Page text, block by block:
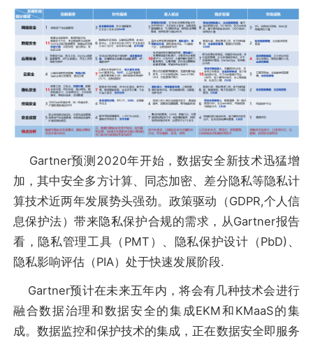
Gartner预测2020年开始，数据安全新技术迅猛增
加，其中安全多方计算、同态加密、差分隐私等隐私计
算技术近两年发展势头强劲。政策驱动（GDPR,个人信
息保护法）带来隐私保护合规的需求，从Gartner报告
看，隐私管理工具（PMT）、隐私保护设计（PbD)、
隐私影响评估（PIA）处于快速发展阶段.
Gartner预计在未来五年内，将会有几种技术会进行
融合数据治理和数据安全的集成EKM和KMaaS的集
成。数据监控和保护技术的集成，正在数据安全即服务